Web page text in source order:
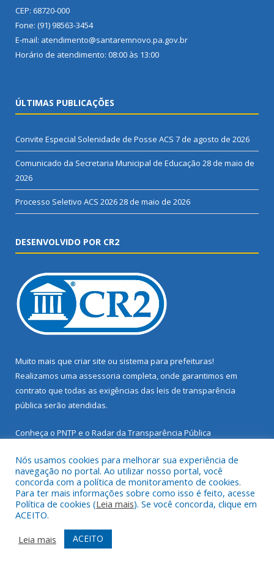
CEP: 68720-000
Fone: (91) 98563-3454
E-mail: atendimento@santaremnovo.pa.gov.br
Horário de atendimento: 08:00 às 13:00
ÚLTIMAS PUBLICAÇÕES
Convite Especial Solenidade de Posse ACS 7 de agosto de 2026
Comunicado da Secretaria Municipal de Educação 28 de maio de
2026
Processo Seletivo ACS 202628 de maio de 2026
DESENVOLVIDO POR CR2
Muito mais que criar site ou sistema para prefeituras!
Realizamos uma assessoria completa, onde garantimos em
contrato que todas as exigências das leis de transparência
pública serão atendidas.
Conheça o PNTP e o Radar da Transparência Pública
Todos os direitos reservados a Prefeitura Municipal de Santarém
Novo.
Mapa do Site
Acessar Área Administrativa
Acessar Webmail
Nós usamos cookies para melhorar sua experiência de
navegação no portal. Ao utilizar nosso portal, você
concorda com a política de monitoramento de cookies.
Para ter mais informações sobre como isso é feito, acesse
Política de cookies (Leia mais). Se você concorda, clique em
ACEITO.
Leia mais
ACEITO